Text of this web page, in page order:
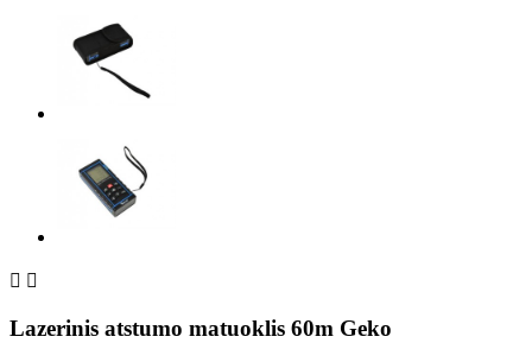
 
Lazerinis atstumo matuoklis 60m Geko